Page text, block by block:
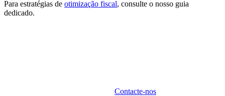
Para estratégias de otimização fiscal, consulte o nosso guia
dedicado.
Contacte-nos